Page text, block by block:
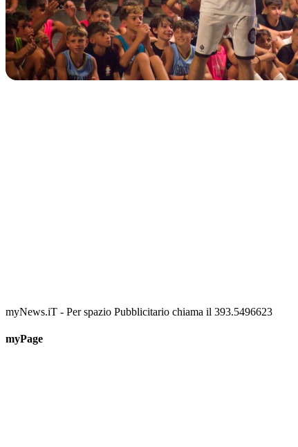
myNews.iT - Per spazio Pubblicitario chiama il 393.5496623
myPage